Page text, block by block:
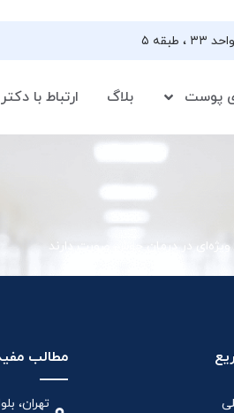
پوست بلاگ ارتباط با دکتر
در درمان جوش صورت دارند
مطالب
تهران،